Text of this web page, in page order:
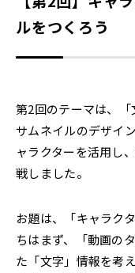
ルをつくろう
第2回のテーマは、
サムネイルのデザイ
ャラクターを活用し
戦しました。
お題は、「キャラク
ちはまず、「動画の
た「文字」情報を考